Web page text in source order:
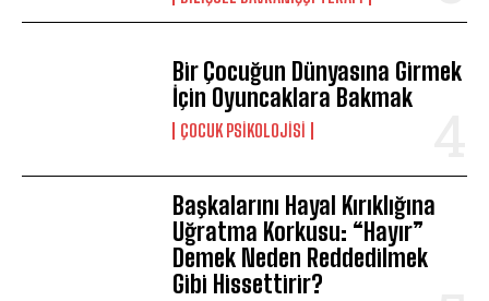
Bir Çocuğun Dünyasına Girmek
İçin Oyuncaklara Bakmak
ÇOCUK PSIKOLOJISI
Başkalarını Hayal Kırıklığına
Uğratma Korkusu: “Hayır”
Demek Neden Reddedilmek
Gibi Hissettirir?